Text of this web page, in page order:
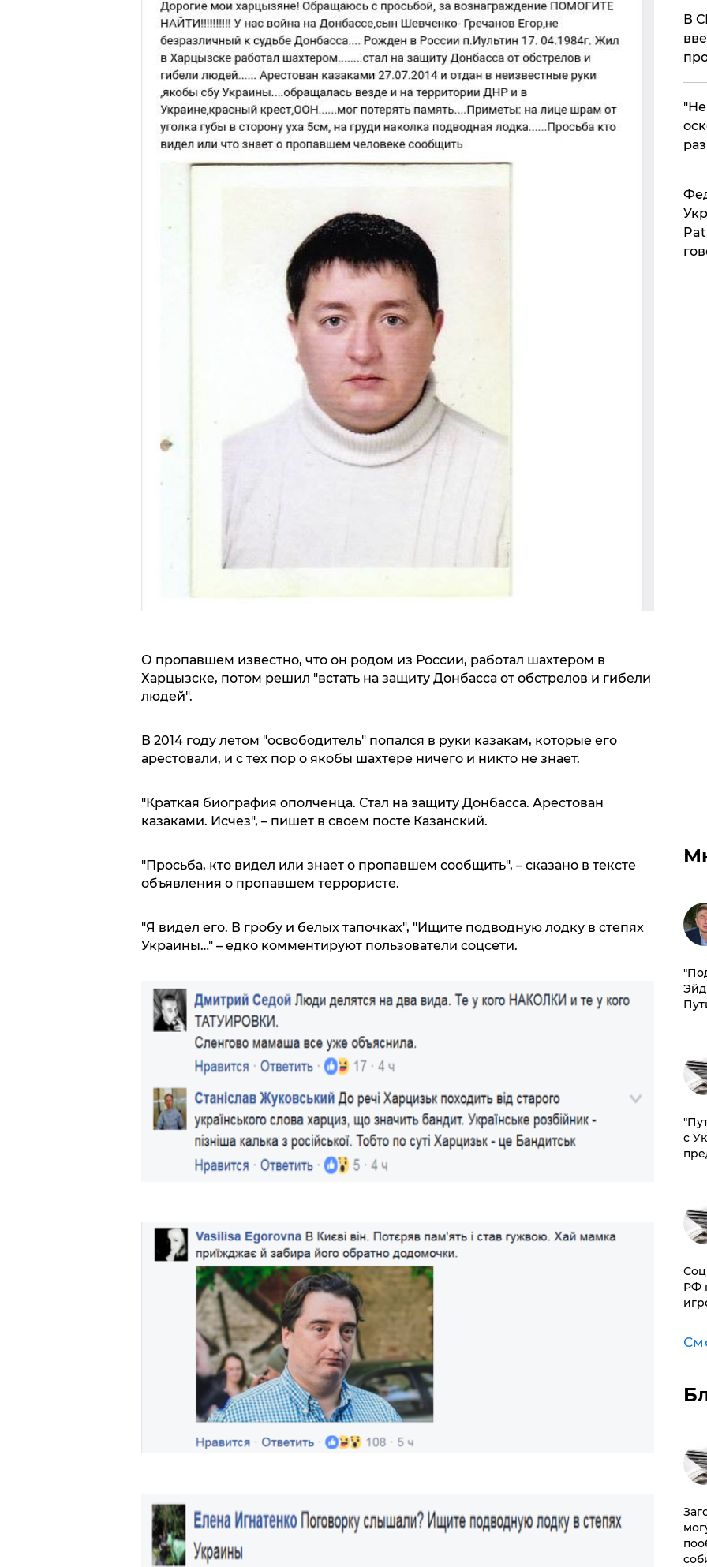
О пропавшем известно, что он родом из России, работал шахтером в
Харцызске, потом решил "встать на защиту Донбасса от обстрелов и гибели
людей".
В 2014 году летом "освободитель" попался в руки казакам, которые его
арестовали, и с тех пор о якобы шахтере ничего и никто не знает.
"Краткая биография ополченца. Стал на защиту Донбасса. Арестован
казаками. Исчез", – пишет в своем посте Казанский.
"Просьба, кто видел или знает о пропавшем сообщить", – сказано в тексте
объявления о пропавшем террористе.
"Я видел его. В гробу и белых тапочках", "Ищите подводную лодку в степях
Украины…" – едко комментируют пользователи соцсети.
В
с
РФ